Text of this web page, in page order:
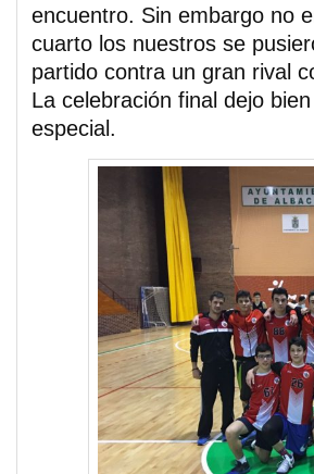
encuentro. Sin embargo no
cuarto los nuestros se
partido contra un gran rival
La celebración final dejo
especial.